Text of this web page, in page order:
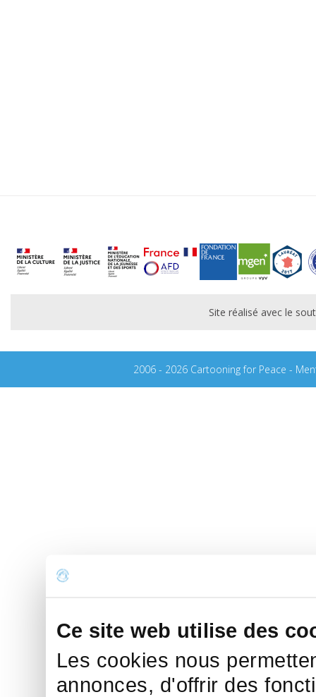
Ce site web utilise des
Les cookies nous
annonces, d'offrir des
Site réalisé avec le
2006 - 2026 Cartooning for Peace -